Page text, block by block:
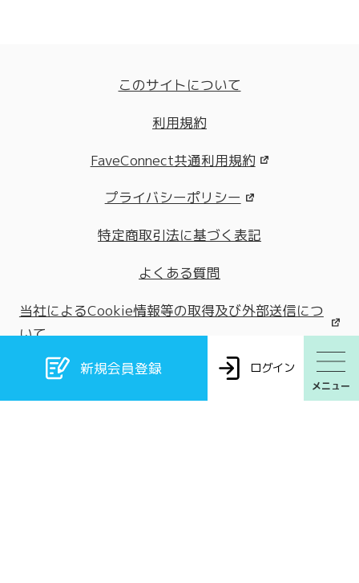
新規会員登録 ログイン
このサイトについて
利用規約
FaveConnect共通利用規約
プライバシーポリシー
特定商取引法に基づく表記
よくある質問
当社によるCookie情報等の取得及び外部送信につ
いて